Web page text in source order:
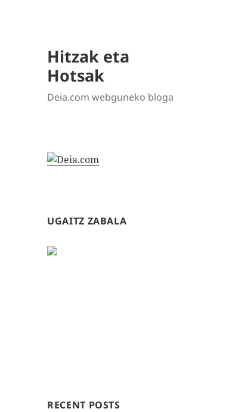
Hitzak eta
Hotsak
Deia.com webguneko bloga
UGAITZ ZABALA
RECENT POSTS